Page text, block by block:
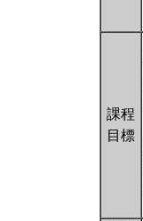
課程
目標